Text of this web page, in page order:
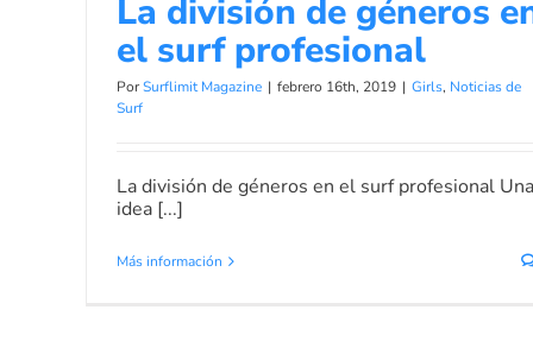
La división de géneros
el surf profesional
PorSurflimit Magazine | febrero 16th, 2019 | Girls, Noticias de
Surf
La división de géneros en el surf profesional Una
idea [...]
Más información